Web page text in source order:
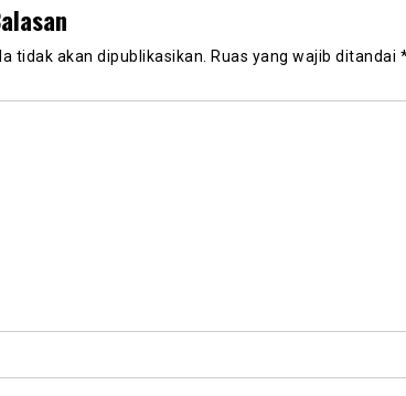
tidak akan dipublikasikan. Ruas yang wajib ditandai